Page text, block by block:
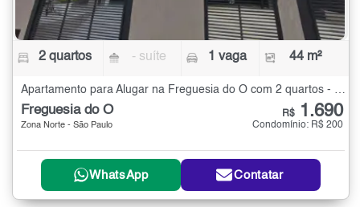
2 quartos - suíte 1 vaga 44 m²
Apartamento para Alugar na Freguesia do Ó com 2 quartos - 44 m²
Freguesia do Ó
Zona Norte - São Paulo
R$ 1.690
Condomínio: R$ 200
WhatsApp Contatar